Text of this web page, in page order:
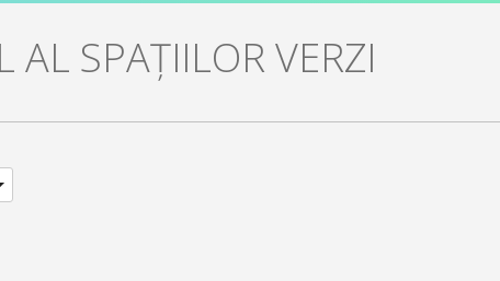
AL SPAȚIILOR VERZI